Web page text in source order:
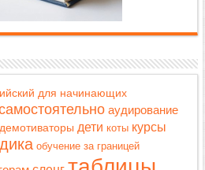
для начинающих
аудирование
демотиваторы дети коты курсы
обучение за границей